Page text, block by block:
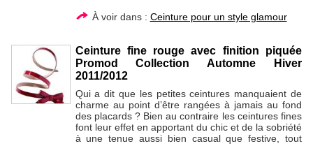
À voir dans : Ceinture pour un style glamour
Ceinture fine rouge avec finition piquée
Promod Collection Automne Hiver
2011/2012
Qui a dit que les petites ceintures manquaient de
charme au point d’être rangées à jamais au fond
des placards ? Bien au contraire les ceintures fines
font leur effet en apportant du chic et de la sobriété
à une tenue aussi bien casual que festive, tout